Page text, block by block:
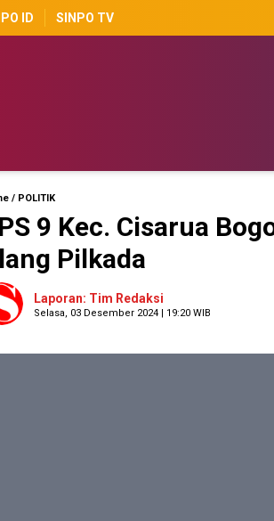
ID SINPO TV
/ POLITIK
9 Kec. Cisarua
Pilkada
Laporan: Tim Redaksi
Selasa, 03 Desember 2024 | 19:20 WIB